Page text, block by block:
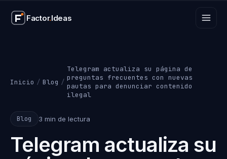
Factor.Ideas
Factor.Ideas
Inicio / Blog /
Telegram actualiza su página de
preguntas frecuentes con nuevas
pautas para denunciar contenido
ilegal
Blog 3 min de lectura
Telegram actualiza su